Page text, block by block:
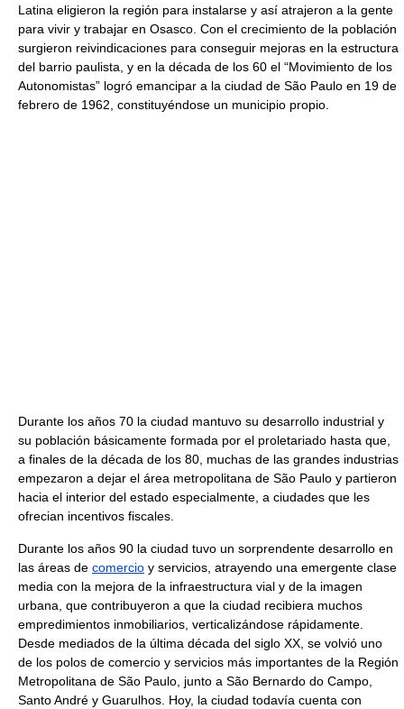
Latina eligieron la región para instalarse y así atrajeron a la gente
para vivir y trabajar en Osasco. Con el crecimiento de la población
surgieron reivindicaciones para conseguir mejoras en la estructura
del barrio paulista, y en la década de los 60 el “Movimiento de los
Autonomistas” logró emancipar a la ciudad de São Paulo en 19 de
febrero de 1962, constituyéndose un municipio propio.
Durante los años 70 la ciudad mantuvo su desarrollo industrial y
su población básicamente formada por el proletariado hasta que,
a finales de la década de los 80, muchas de las grandes industrias
empezaron a dejar el área metropolitana de São Paulo y partieron
hacia el interior del estado especialmente, a ciudades que les
ofrecian incentivos fiscales.
Durante los años 90 la ciudad tuvo un sorprendente desarrollo en
las áreas de comercio y servicios, atrayendo una emergente clase
media con la mejora de la infraestructura vial y de la imagen
urbana, que contribuyeron a que la ciudad recibiera muchos
empredimientos inmobiliarios, verticalizándose rápidamente.
Desde mediados de la última década del siglo XX, se volvió uno
de los polos de comercio y servicios más importantes de la Región
Metropolitana de São Paulo, junto a São Bernardo do Campo,
Santo André y Guarulhos. Hoy, la ciudad todavía cuenta con